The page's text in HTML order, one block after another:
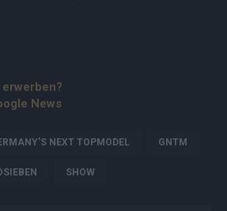
News
NEXT TOPMODEL GNTM
SHOW